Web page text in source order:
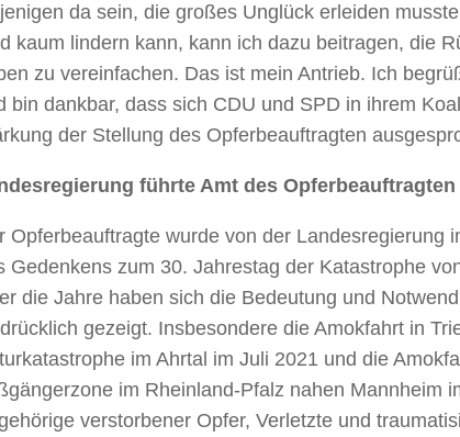
da sein, die großes Unglück erleiden
kaum lindern kann, kann ich dazu beitragen, die
zu vereinfachen. Das ist mein Antrieb. Ich
bin dankbar, dass sich CDU und SPD in ihrem
der Stellung des Opferbeauftragten
führte Amt des Opferbeauftragten
Opferbeauftragte wurde von der Landesregierung
Gedenkens zum 30. Jahrestag der Katastrophe
die Jahre haben sich die Bedeutung und
gezeigt. Insbesondere die Amokfahrt in
im Ahrtal im Juli 2021 und die
im Rheinland-Pfalz nahen Mannheim
verstorbener Opfer, Verletzte und